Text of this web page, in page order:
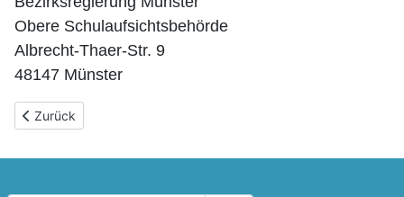
Obere Schulaufsichtsbehörde
Albrecht-Thaer-Str. 9
48147 Münster
Vorheriger Beitrag: Start des Förderprogramms "Startchance
Zurück